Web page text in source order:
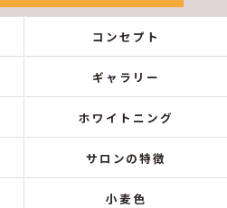
コンセプト
ギャラリー
ホワイトニング
サロンの特徴
小麦色